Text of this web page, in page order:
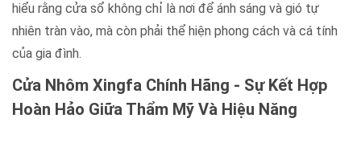
hiểu rằng cửa sổ không chỉ là nơi để ánh sáng và gió tự
nhiên tràn vào, mà còn phải thể hiện phong cách và cá tính
của gia đình.
Cửa Nhôm Xingfa Chính Hãng - Sự Kết Hợp
Hoàn Hảo Giữa Thẩm Mỹ Và Hiệu Năng